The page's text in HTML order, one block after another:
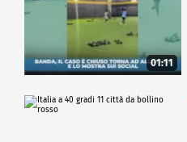
01:11